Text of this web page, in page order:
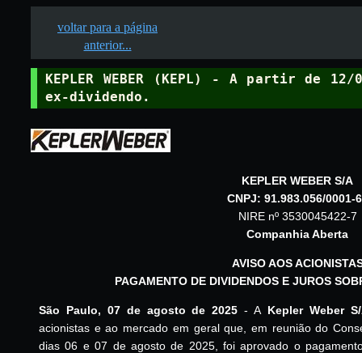
voltar para a página
anterior...
KEPLER WEBER (KEPL) - A partir de
ex-dividendo.
KEPLER WEBER S/A
CNPJ: 91.983.056/0001-
NIRE nº 3530045422-7
Companhia Aberta
AVISO AOS
PAGAMENTO DE DIVIDENDOS E JUROS
São Paulo, 07 de agosto de 2025 - A Kepler Weber
acionistas e ao mercado em geral que, em reunião do
dias 06 e 07 de agosto de 2025, foi aprovado o